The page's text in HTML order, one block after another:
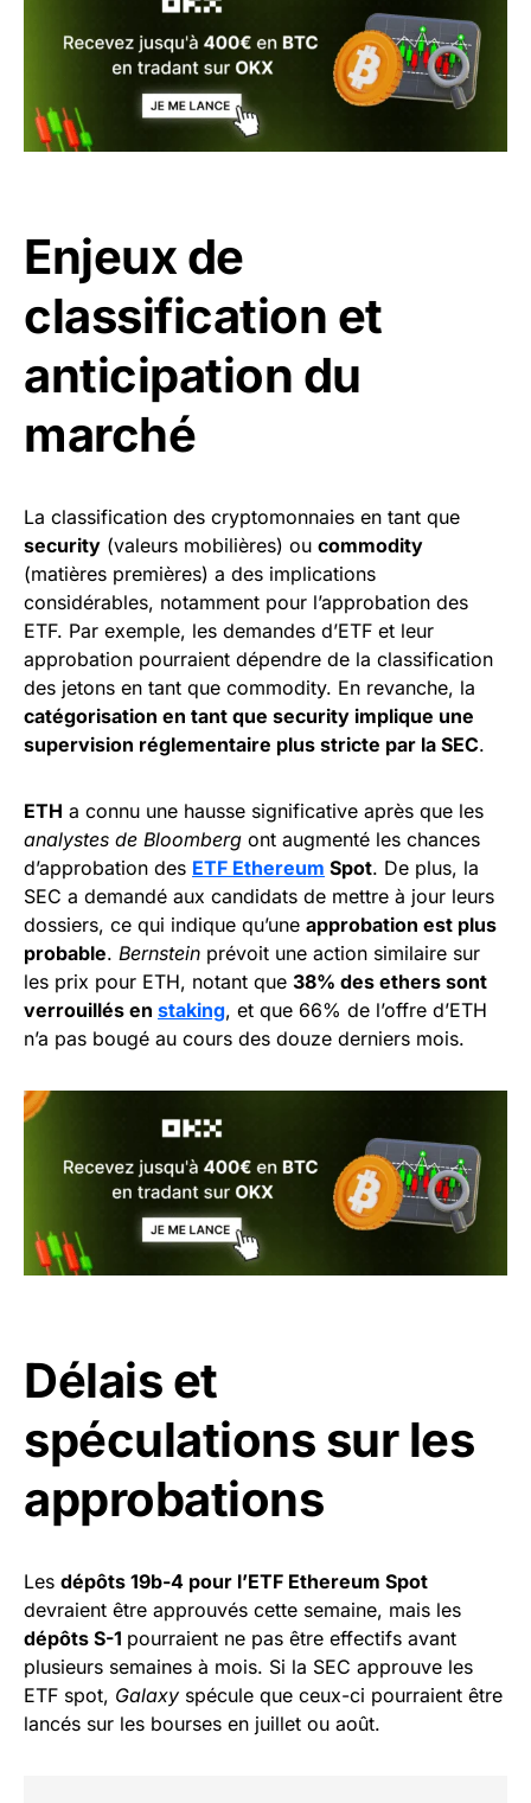
Enjeux de
classification et
anticipation du
marché
La classification des cryptomonnaies en tant que
security (valeurs mobilières) ou commodity
(matières premières) a des implications
considérables, notamment pour l’approbation des
ETF. Par exemple, les demandes d’ETF et leur
approbation pourraient dépendre de la classification
des jetons en tant que commodity. En revanche, la
catégorisation en tant que security implique une
supervision réglementaire plus stricte par la SEC.
ETH a connu une hausse significative après que les
analystes de Bloomberg ont augmenté les chances
d’approbation des ETF Ethereum Spot. De plus, la
SEC a demandé aux candidats de mettre à jour leurs
dossiers, ce qui indique qu’une approbation est plus
probable. Bernstein prévoit une action similaire sur
les prix pour ETH, notant que 38% des ethers sont
verrouillés en staking, et que 66% de l’offre d’ETH
n’a pas bougé au cours des douze derniers mois.
Délais et
spéculations sur les
approbations
Les dépôts 19b-4 pour l’ETF Ethereum Spot
devraient être approuvés cette semaine, mais les
dépôts S-1 pourraient ne pas être effectifs avant
plusieurs semaines à mois. Si la SEC approuve les
ETF spot, Galaxy spécule que ceux-ci pourraient être
lancés sur les bourses en juillet ou août.